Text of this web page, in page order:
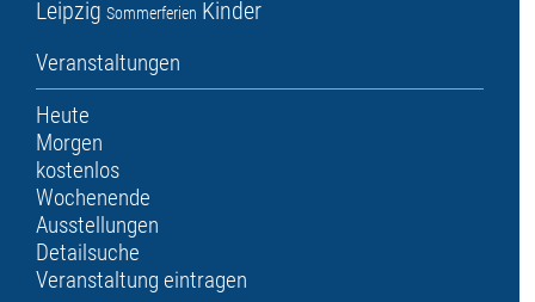
Leipzig Sommerferien Kinder
Veranstaltungen
Heute
Morgen
kostenlos
Wochenende
Ausstellungen
Detailsuche
Veranstaltung eintragen